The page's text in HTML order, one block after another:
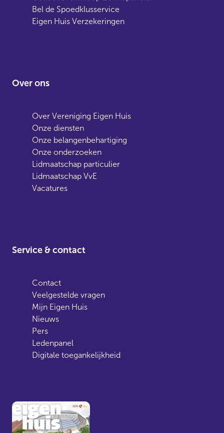
Bel de Spoedklusservice
Eigen Huis Verzekeringen
Over ons
Over Vereniging Eigen Huis
Onze diensten
Onze belangenbehartiging
Onze onderzoeken
Lidmaatschap particulier
Lidmaatschap VvE
Vacatures
Service & contact
Contact
Veelgestelde vragen
Mijn Eigen Huis
Nieuws
Pers
Ledenpanel
Digitale toegankelijkheid